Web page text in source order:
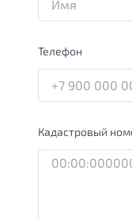
Телефон
Кадастровый